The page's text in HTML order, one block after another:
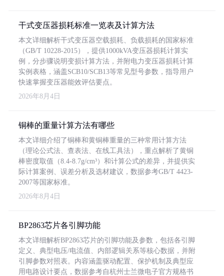
干式变压器损耗标准一览表及计算方法
本文详细解析干式变压器空载损耗、负载损耗的国家标准
（GB/T 10228-2015），提供1000kVA变压器损耗计算实
例，分步骤说明变损计算方法，并附电力变压器损耗计算
实例表格，涵盖SCB10/SCB13等常见型号参数，指导用户
快速掌握变压器能效评估要点。
2026年8月4日
铜棒的重量计算方法有哪些
本文详细介绍了铜棒和黄铜棒重量的三种常用计算方法
（理论公式法、查表法、在线工具法），重点解析了黄铜
棒密度取值（8.4-8.7g/cm³）和计算公式的差异，并提供实
际计算案例、误差分析及选材建议，数据参考GB/T 4423-
2007等国家标准。
2026年8月4日
BP2863芯片各引脚功能
本文详细解析BP2863芯片的引脚功能及参数，包括各引脚
定义、典型电压/电流值、内部逻辑关系等核心数据，并附
引脚参数对照表。内容涵盖驱动配置、保护机制及典型应
用电路设计要点，数据参考自杭州士兰微电子官方规格书